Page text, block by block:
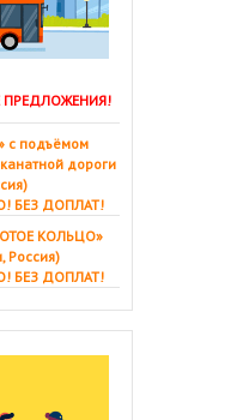
ПРЕДЛОЖЕНИЯ!
с подъёмом
дороги
БЕЗ ДОПЛАТ!
КОЛЬЦО»
Россия)
БЕЗ ДОПЛАТ!